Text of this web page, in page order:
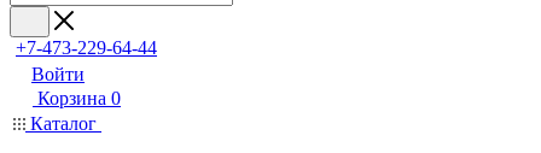
+7-473-229-64-44
Войти
Корзина 0
Каталог